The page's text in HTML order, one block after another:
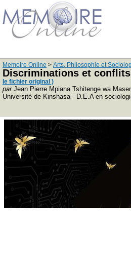
Memoire Online > Arts, Philosophie et
Discriminations et
le fichier original )
parJean Pierre Mpiana Tshitenge wa
Université de Kinshasa - D.E.A en